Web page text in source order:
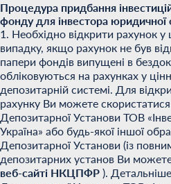
Процедура придбання
фонду для інвестора юридичної
1. Необхідно відкрити рахунок у
випадку, якщо рахунок не був
папери фондів випущені в
обліковуються на рахунках у
депозитарній системі. Для
рахунку Ви можете
Депозитарної Установи ТОВ
Україна» або будь-якої іншої
Депозитарної Установи (із
депозитарних установ Ви
веб-сайті НКЦПФР ).